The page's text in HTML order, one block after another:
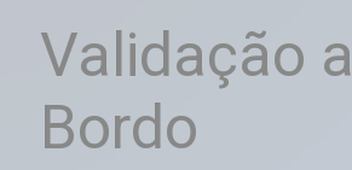
Validação a
Bordo